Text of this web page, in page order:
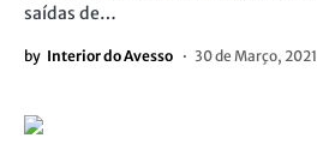
saídas de…
by Interior do Avesso 30 de Março, 2021